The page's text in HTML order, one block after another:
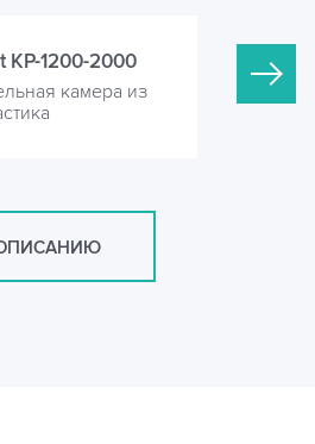
KP-1200-2000
камера из